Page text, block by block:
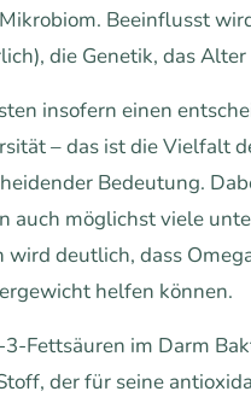
Beeinflusst
die Genetik, das
insofern einen
– das ist die Vielfalt
Bedeutung.
auch möglichst viele
deutlich, dass
helfen können.
Fettsäuren im Darm
der für seine